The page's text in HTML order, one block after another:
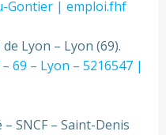
Gontier | emploi.fhf
Lyon – Lyon (69).
69 – Lyon – 5216547 |
SNCF – Saint-Denis